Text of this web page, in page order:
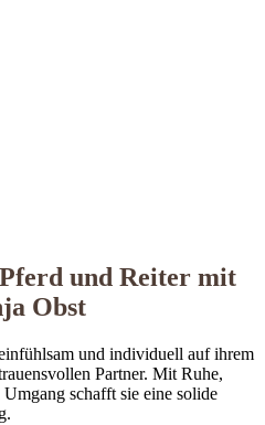
und Reiter mit
Obst
und individuell auf ihrem
Partner. Mit Ruhe,
schafft sie eine solide